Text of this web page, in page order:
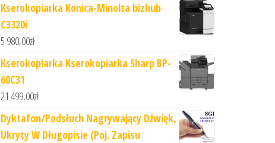
Kserokopiarka Konica-Minolta bizhub
C3320i
5 980,00zł
Kserokopiarka Kserokopiarka Sharp BP-
60C31
21 499,00zł
Dyktafon/Podsłuch Nagrywający Dźwięk,
Ukryty W Długopisie (Poj. Zapisu